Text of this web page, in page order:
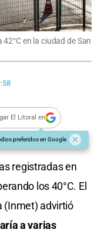
en la ciudad de San
El Litoral en
preferidos en Google
registradas en
los 40°C. El
(Inmet) advirtió
a varias